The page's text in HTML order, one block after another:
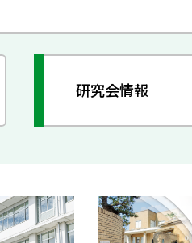
研究会情報